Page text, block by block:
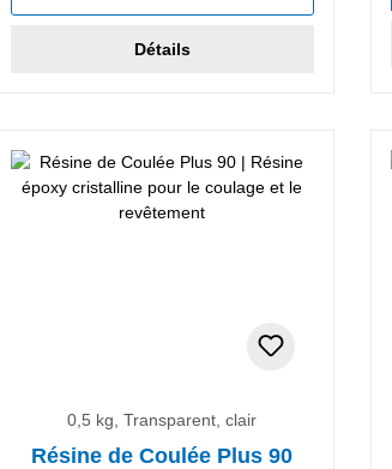
Détails
0,5 kg, Transparent, clair
Résine de Coulée Plus 90